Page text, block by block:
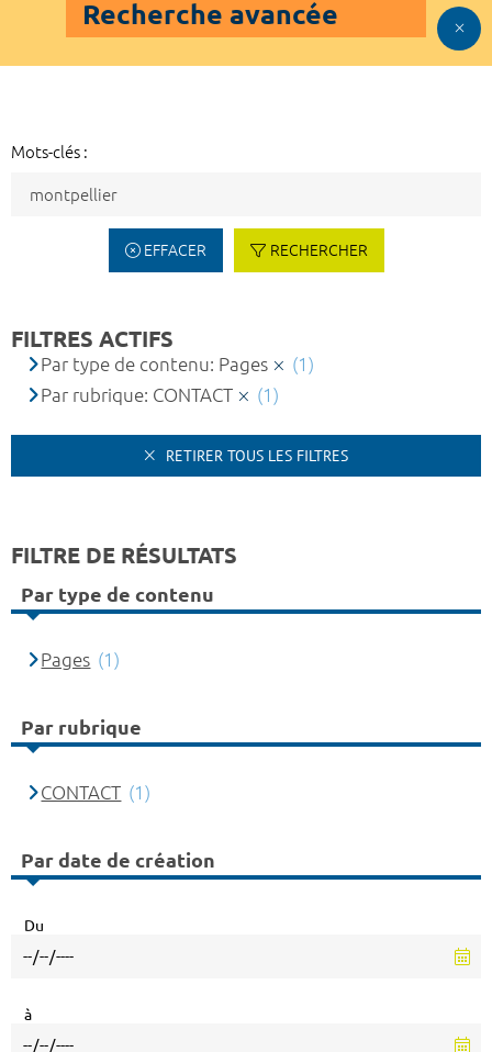
Recherche avancée
Mots-clés :
EFFACER RECHERCHER
FILTRES ACTIFS
Par type de contenu: Pages
(1)
Par rubrique: CONTACT
(1)
RETIRER TOUS LES FILTRES
FILTRE DE RÉSULTATS
Par type de contenu
Pages (1)
Par rubrique
CONTACT (1)
Par date de création
Du
à